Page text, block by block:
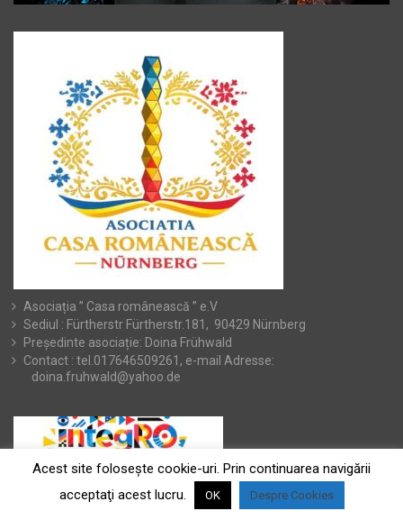
Asociația ” Casa românească ” e.V
Sediul : Fürtherstr Fürtherstr.181, 90429 Nürnberg
Președinte asociație: Doina Frühwald
Contact : tel.017646509261, e-mail Adresse:
doina.fruhwald@yahoo.de
Acest site foloseşte cookie-uri. Prin continuarea navigării
acceptaţi acest lucru.
OK Despre Cookies